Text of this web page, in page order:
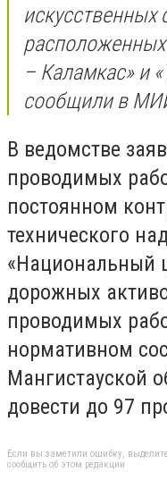
искусственных
– Каламкас» и
сообщили в
В ведомстве
проводимых
постоянном
технического
«Национальный
дорожных
проводимых
нормативном
Мангистауской
довести до 97
Если вы заметили ошибку,
сообщить об этом редакции